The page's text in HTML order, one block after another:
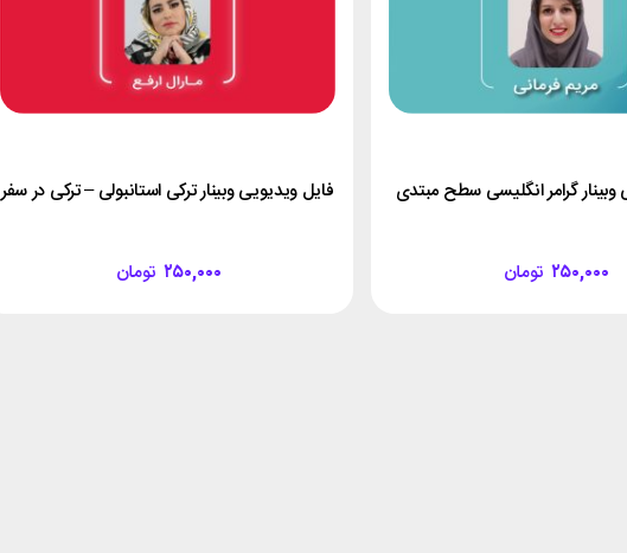
وبینار گرامر انگلیسی سطح مبتدی
تومان ۲۵۰,۰۰۰
فایل ویدیویی وبینار ترکی استانبولی – ترکی در سفر
تومان ۲۵۰,۰۰۰